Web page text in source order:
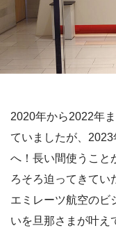
2020年から2022年
ていましたが、
へ！長い間使うこと
ろそろ迫ってきてい
エミレーツ航空のビ
いを旦那さまが叶え